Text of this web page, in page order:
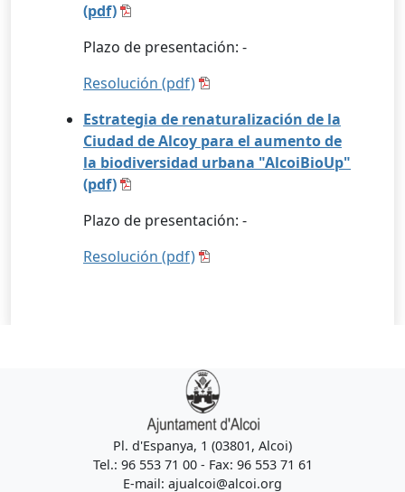
(pdf)
Plazo de presentación: -
Resolución (pdf)
Estrategia de renaturalización de la
Ciudad de Alcoy para el aumento de
la biodiversidad urbana "AlcoiBioUp"
(pdf)
Plazo de presentación: -
Resolución (pdf)
Pl. d'Espanya, 1 (03801, Alcoi)
Tel.: 96 553 71 00 - Fax: 96 553 71 61
E-mail: ajualcoi@alcoi.org